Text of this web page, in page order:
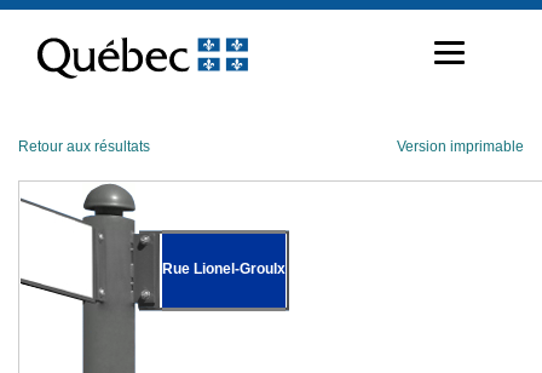
contenu
Retour aux résultats Version imprimable
Rue Lionel-Groulx